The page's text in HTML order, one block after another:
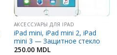
АКСЕССУАРЫ ДЛЯ IPAD
iPad mini, iPad mini 2, iPad
mini 3 — Защитное стекло
250.00 MDL